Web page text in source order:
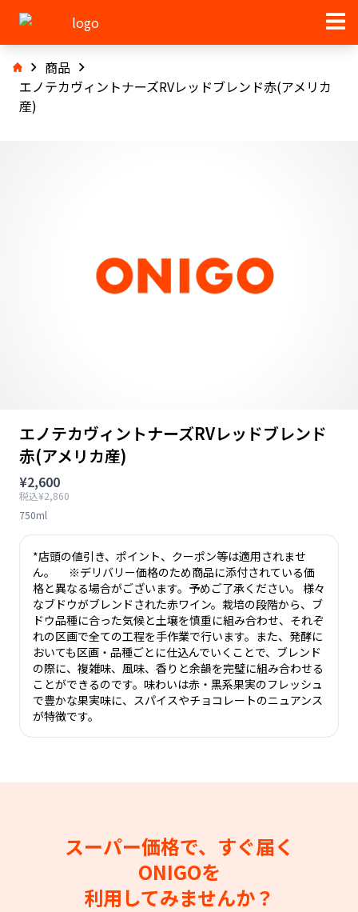
商品
エノテカヴィントナーズRVレッドブレンド赤(アメリカ
産)
エノテカヴィントナーズRVレッドブレンド
赤(アメリカ産)
¥2,600
税込¥2,860
750ml
*店頭の値引き、ポイント、クーポン等は適用されませ
ん。 ※デリバリー価格のため商品に添付されている価
格と異なる場合がございます。予めご了承ください。 様々
なブドウがブレンドされた赤ワイン。栽培の段階から、ブ
ドウ品種に合った気候と土壌を慎重に組み合わせ、それぞ
れの区画で全ての工程を手作業で行います。また、発酵に
おいても区画・品種ごとに仕込んでいくことで、ブレンド
の際に、複雑味、風味、香りと余韻を完璧に組み合わせる
ことができるのです。味わいは赤・黒系果実のフレッシュ
で豊かな果実味に、スパイスやチョコレートのニュアンス
が特徴です。
スーパー価格で、すぐ届く
ONIGOを
利用してみませんか？